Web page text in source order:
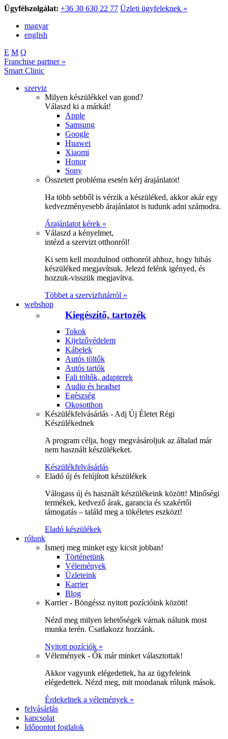
Ügyfélszolgálat: +36 30 630 22 77 Üzleti ügyfeleknek »
magyar
english
E M Q
Franchise partner »
Smart Clinic
szerviz
Milyen készülékkel van gond?
Válaszd ki a márkát!
Apple
Samsung
Google
Huawei
Xiaomi
Honor
Sony
Összetett probléma esetén kérj árajánlatot!
Ha több sebből is vérzik a készüléked, akkor akár egy
kedvezményesebb árajánlatot is tudunk adni számodra.
Árajánlatot kérek »
Válaszd a kényelmet,
intézd a szervizt otthonról!
Ki sem kell mozdulnod otthonról ahhoz, hogy hibás
készüléked megjavítsuk. Jelezd felénk igényed, és
hozzuk-visszük megjavítva.
Többet a szervizfutárról »
webshop
Kiegészítő, tartozék
Tokok
Kijelzővédelem
Kábelek
Autós töltők
Autós tartók
Fali töltők, adapterek
Audio és headset
Egészség
Okosotthon
Készülékfelvásárlás - Adj Új Életet Régi
Készülékednek
A program célja, hogy megvásároljuk az általad már
nem használt készülékeket.
Készülékfelvásárlás
Eladó új és felújított készülékek
Válogass új és használt készülékeink között! Minőségi
termékek, kedvező árak, garancia és szakértői
támogatás – találd meg a tökéletes eszközt!
Eladó készülékek
rólunk
Ismerj meg minket egy kicsit jobban!
Történetünk
Vélemények
Üzleteink
Karrier
Blog
Karrier - Böngéssz nyitott pozícióink között!
Nézd meg milyen lehetőségek várnak nálunk most
munka terén. Csatlakozz hozzánk.
Nyitott pozíciók »
Vélemények - Ők már minket választottak!
Akkor vagyunk elégedettek, ha az ügyfeleink
elégedettek. Nézd meg, mit mondanak rólunk mások.
Érdekelnek a vélemények »
felvásárlás
kapcsolat
Időpontot foglalok